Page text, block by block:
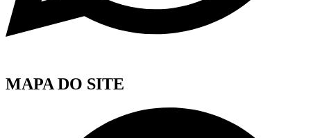
MAPA DO SITE